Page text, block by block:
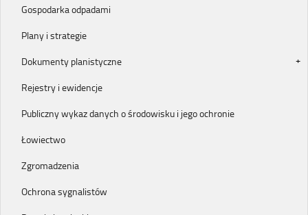
Gospodarka odpadami
Plany i strategie
Dokumenty planistyczne
Rejestry i ewidencje
Publiczny wykaz danych o środowisku i jego ochronie
Łowiectwo
Zgromadzenia
Ochrona sygnalistów